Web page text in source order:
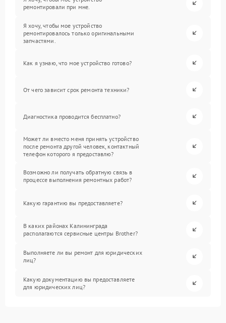
ремонтировали при мне.
Я хочу, чтобы мое устройство
ремонтировалось только оригинальными
запчастями.
Как я узнаю, что мое устройство готово?
От чего зависит срок ремонта техники?
Диагностика проводится бесплатно?
Может ли вместо меня принять устройство
после ремонта другой человек, контактный
телефон которого я предоставлю?
Возможно ли получать обратную связь в
процессе выполнения ремонтных работ?
Какую гарантию вы предоставляете?
В каких районах Калининграда
располагаются сервисные центры Brother?
Выполняете ли вы ремонт для юридических
лиц?
Какую документацию вы предоставляете
для юридических лиц?